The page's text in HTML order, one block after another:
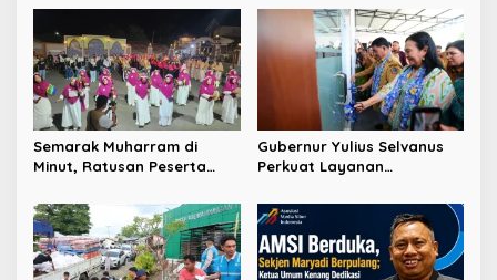
Komitmen Tingkatkan
Kualitas Kepemimpinan
Watupongoh Pimpin
Diskominfosan
Semarak Muharram di
Minut, Ratusan Peserta
Pererat Silaturahmi Umat
Gubernur Yulius Selvanus
Perkuat Layanan
Unit Hemodialisis dan
Dorong RSUD Bitung Naik
Tipe C